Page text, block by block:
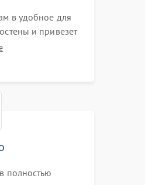
в удобное для
и привезет
полностью